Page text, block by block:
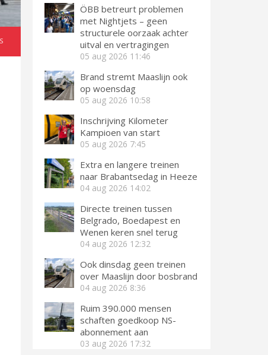
ÖBB betreurt problemen
met Nightjets – geen
structurele oorzaak achter
uitval en vertragingen
05 aug 2026 11:46
Brand stremt Maaslijn ook
op woensdag
05 aug 2026 10:58
Inschrijving Kilometer
Kampioen van start
05 aug 2026 7:45
Extra en langere treinen
naar Brabantsedag in Heeze
04 aug 2026 14:02
Directe treinen tussen
Belgrado, Boedapest en
Wenen keren snel terug
04 aug 2026 12:32
Ook dinsdag geen treinen
over Maaslijn door bosbrand
04 aug 2026 8:36
Ruim 390.000 mensen
schaften goedkoop NS-
abonnement aan
03 aug 2026 17:32